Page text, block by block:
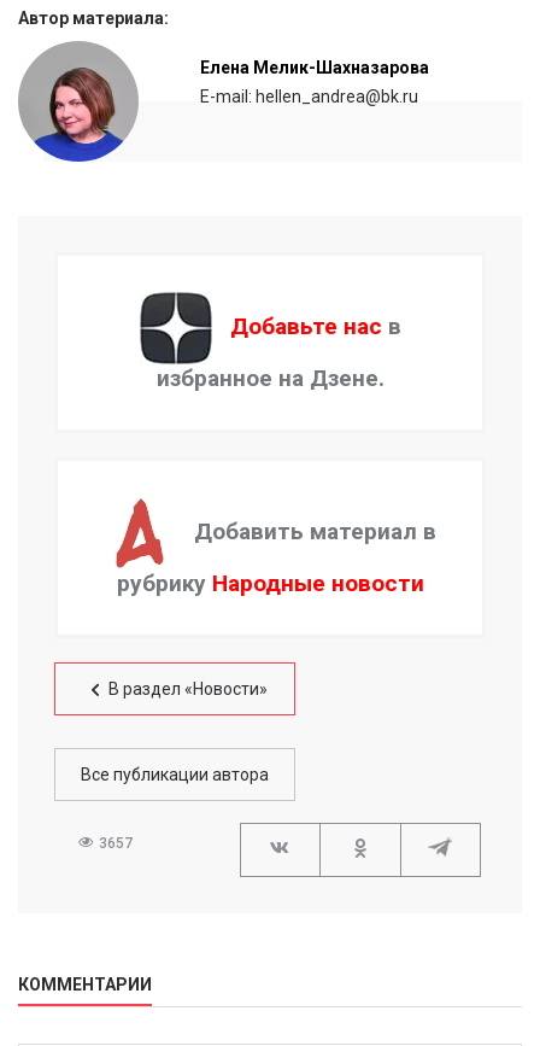
Автор материала:
Елена Мелик-Шахназарова
E-mail: hellen_andrea@bk.ru
Добавьте нас в
избранное на Дзене.
Добавить материал в
рубрику Народные новости
В раздел «Новости»
Все публикации автора
3657
КОММЕНТАРИИ